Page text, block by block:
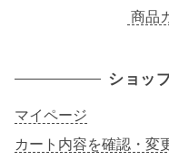
商品
ショッ
マイページ
カート内容を確認・変